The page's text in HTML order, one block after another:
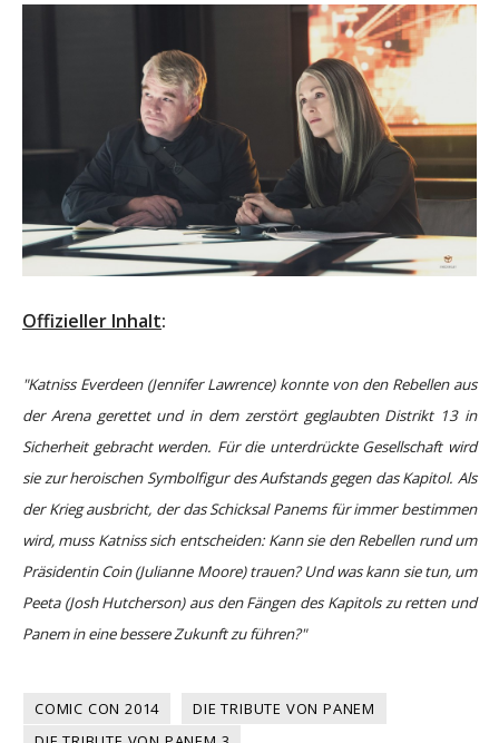
Offizieller Inhalt:
"Katniss Everdeen (Jennifer Lawrence) konnte von den Rebellen aus
der Arena gerettet und in dem zerstört geglaubten Distrikt 13 in
Sicherheit gebracht werden. Für die unterdrückte Gesellschaft wird
sie zur heroischen Symbolfigur des Aufstands gegen das Kapitol. Als
der Krieg ausbricht, der das Schicksal Panems für immer bestimmen
wird, muss Katniss sich entscheiden: Kann sie den Rebellen rund um
Präsidentin Coin (Julianne Moore) trauen? Und was kann sie tun, um
Peeta (Josh Hutcherson) aus den Fängen des Kapitols zu retten und
Panem in eine bessere Zukunft zu führen?"
COMIC CON 2014
DIE TRIBUTE VON PANEM